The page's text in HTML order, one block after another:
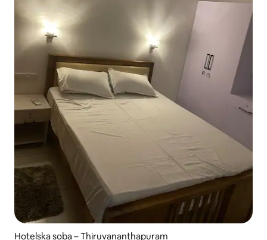
Hotelska soba – Thiruvananthapuram